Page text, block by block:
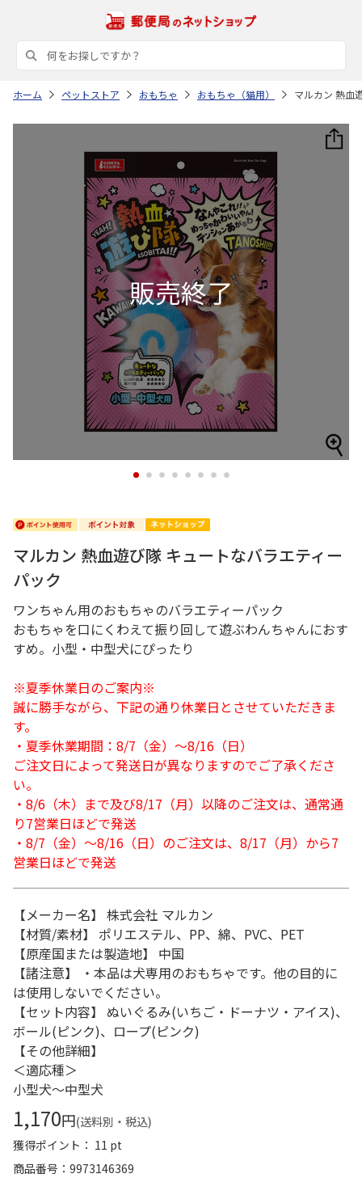
ホーム ペットストア おもちゃ おもちゃ（猫用） マルカン 熱血
1 2 3 4 5 6 7 8
マルカン 熱血遊び隊 キュートなバラエティー
パック
ワンちゃん用のおもちゃのバラエティーパック
おもちゃを口にくわえて振り回して遊ぶわんちゃんにおす
すめ。小型・中型犬にぴったり
※夏季休業日のご案内※
誠に勝手ながら、下記の通り休業日とさせていただきま
す。
・夏季休業期間：8/7（金）～8/16（日）
ご注文日によって発送日が異なりますのでご了承くださ
い。
・8/6（木）まで及び8/17（月）以降のご注文は、通常通
り7営業日ほどで発送
・8/7（金）～8/16（日）のご注文は、8/17（月）から7
営業日ほどで発送
【メーカー名】 株式会社 マルカン
【材質/素材】 ポリエステル、PP、綿、PVC、PET
【原産国または製造地】 中国
【諸注意】 ・本品は犬専用のおもちゃです。他の目的に
は使用しないでください。
【セット内容】 ぬいぐるみ(いちご・ドーナツ・アイス)、
ボール(ピンク)、ロープ(ピンク)
【その他詳細】
＜適応種＞
小型犬～中型犬
1,170円(送料別・税込)
獲得ポイント： 11 pt
商品番号
9973146369